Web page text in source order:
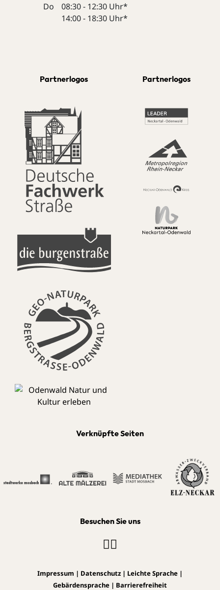
Do
08:30 - 12:30 Uhr*
14:00 - 18:30 Uhr*
Partnerlogos Partnerlogos
Verknüpfte Seiten
Besuchen Sie uns
Impressum | Datenschutz | Leichte Sprache |
Gebärdensprache | Barrierefreiheit